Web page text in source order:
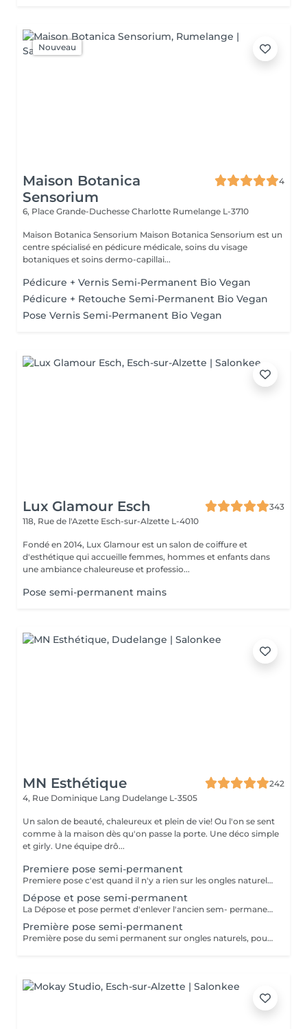
Nouveau
Maison Botanica
Sensorium
4
6, Place Grande-Duchesse Charlotte Rumelange L-3710
Maison Botanica Sensorium Maison Botanica Sensorium est un
centre spécialisé en pédicure médicale, soins du visage
botaniques et soins dermo-capillai...
Pédicure + Vernis Semi-Permanent Bio Vegan
Pédicure + Retouche Semi-Permanent Bio Vegan
Pose Vernis Semi-Permanent Bio Vegan
Lux Glamour Esch
343
118, Rue de l'Azette Esch-sur-Alzette L-4010
Fondé en 2014, Lux Glamour est un salon de coiffure et
d'esthétique qui accueille femmes, hommes et enfants dans
une ambiance chaleureuse et professio...
Pose semi-permanent mains
MN Esthétique
242
4, Rue Dominique Lang Dudelange L-3505
Un salon de beauté, chaleureux et plein de vie! Ou l'on se sent
comme à la maison dès qu'on passe la porte. Une déco simple
et girly. Une équipe drô...
Premiere pose semi-permanent
Premiere pose c'est quand il n'y a rien sur les ongles naturels. La manucure est incluse.
Dépose et pose semi-permanent
La Dépose et pose permet d'enlever l'ancien sem- permanent et faire une nouvelle pose, la manucure est incluse. Le semi permanent qui a été fait dans un autre institut, la dépose sera facturée.
Première pose semi-permanent
Première pose du semi permanent sur ongles naturels, pousse et coupe des cuticules, coupe et limage des ongles. Couleur ou French au choix.